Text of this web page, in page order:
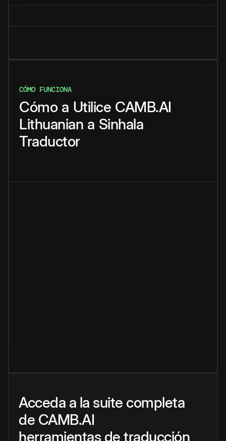
CÓMO FUNCIONA
Cómo a Utilice CAMB.AI
Lithuanian a Sinhala
Traductor
Acceda a la suite completa
de CAMB.AI
herramientas de traducción